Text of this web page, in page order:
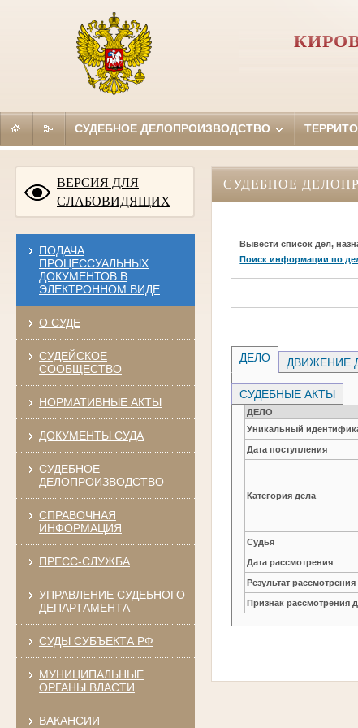
СУДЕБНОЕ ДЕЛОПРОИЗВОДСТВО
ВЕРСИЯ ДЛЯ
СЛАБОВИДЯЩИХ
ПОДАЧА
ПРОЦЕССУАЛЬНЫХ
ДОКУМЕНТОВ В
ЭЛЕКТРОННОМ ВИДЕ
О СУДЕ
СУДЕЙСКОЕ
СООБЩЕСТВО
НОРМАТИВНЫЕ АКТЫ
ДОКУМЕНТЫ СУДА
СУДЕБНОЕ
ДЕЛОПРОИЗВОДСТВО
СПРАВОЧНАЯ
ИНФОРМАЦИЯ
ПРЕСС-СЛУЖБА
УПРАВЛЕНИЕ СУДЕБНОГО
ДЕПАРТАМЕНТА
СУДЫ СУБЪЕКТА РФ
МУНИЦИПАЛЬНЫЕ
ОРГАНЫ ВЛАСТИ
ВАКАНСИИ
СУДЕБНОЕ
Вывести список дел,
Поиск информации по
ДЕЛО ДВИЖЕНИЕ
СУДЕБНЫЕ АКТЫ
ДЕЛО
Уникальный
Дата поступления
Категория дела
Судья
Дата рассмотрения
Результат рассмотрения
Признак рассмотрения